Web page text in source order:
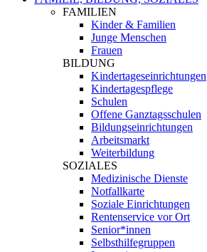
FAMILIEN
Kinder & Familien
Junge Menschen
Frauen
BILDUNG
Kindertageseinrichtungen
Kindertagespflege
Schulen
Offene Ganztagsschulen
Bildungseinrichtungen
Arbeitsmarkt
Weiterbildung
SOZIALES
Medizinische Dienste
Notfallkarte
Soziale Einrichtungen
Rentenservice vor Ort
Senior*innen
Selbsthilfegruppen